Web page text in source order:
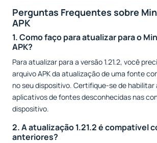
Perguntas Frequentes sobre
APK
1. Como faço para atualizar para o
APK?
Para atualizar para a versão 1.21.2, você
arquivo APK da atualização de uma fonte
no seu dispositivo. Certifique-se de habilitar
aplicativos de fontes desconhecidas nas
dispositivo.
2. A atualização 1.21.2 é compatível
anteriores?